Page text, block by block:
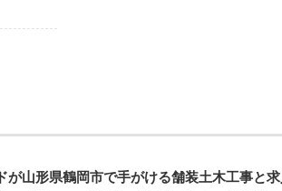
が山形県鶴岡市で手がける舗装土木工事と